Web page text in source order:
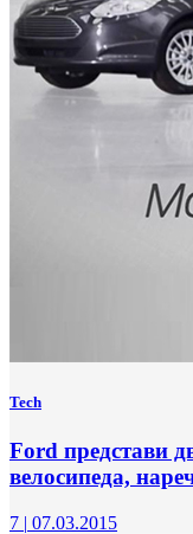
Tech
Ford представи
велосипеда,
7 | 07.03.2015